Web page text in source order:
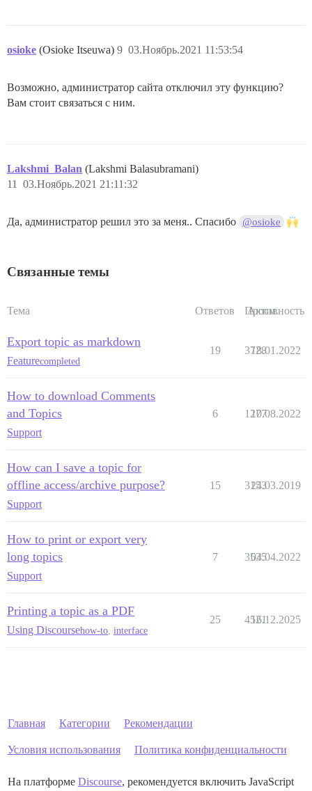
osioke (Osioke Itseuwa) 03.Ноябрь.2021 11:53:54
9
Возможно, администратор сайта отключил эту функцию?
Вам стоит связаться с ним.
Lakshmi_Balan (Lakshmi Balasubramani)
03.Ноябрь.2021 21:11:32
11
Да, администратор решил это за меня.. Спасибо @osioke
Связанные темы
Тема Ответов Просм.
Активность
Export topic as markdown
Featurecompleted
19 3728
18.01.2022
How to download Comments
and Topics
Support
6 1277
10.08.2022
How can I save a topic for
offline access/archive purpose?
Support
15 3153
24.03.2019
How to print or export very
long topics
Support
7 3535
04.04.2022
Printing a topic as a PDF
Using Discoursehow-to interface
25 4521
16.12.2025
Главная Категории Рекомендации
Условия использования Политика конфиденциальности
На платформе Discourse, рекомендуется включить JavaScript